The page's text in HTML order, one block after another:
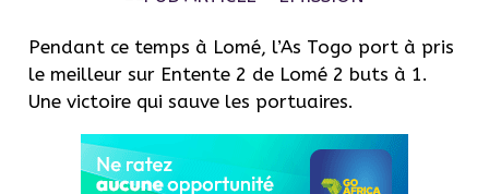
Pendant ce temps à Lomé, l’As Togo port à pris
le meilleur sur Entente 2 de Lomé 2 buts à 1.
Une victoire qui sauve les portuaires.